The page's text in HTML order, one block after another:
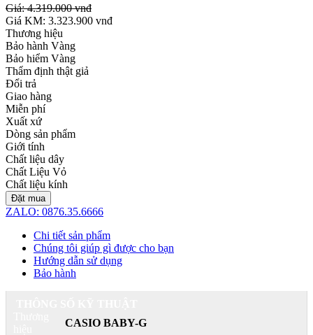
Giá:4.319.000 vnđ
Giá KM: 3.323.900 vnđ
Thương hiệu
Bảo hành Vàng
Bảo hiểm Vàng
Thẩm định thật giả
Đổi trả
Giao hàng
Miễn phí
Xuất xứ
Dòng sản phẩm
Giới tính
Chất liệu dây
Chất Liệu Vỏ
Chất liệu kính
Đặt mua
ZALO: 0876.35.6666
Chi tiết sản phẩm
Chúng tôi giúp gì được cho bạn
Hướng dẫn sử dụng
Bảo hành
CASIO BABY-G